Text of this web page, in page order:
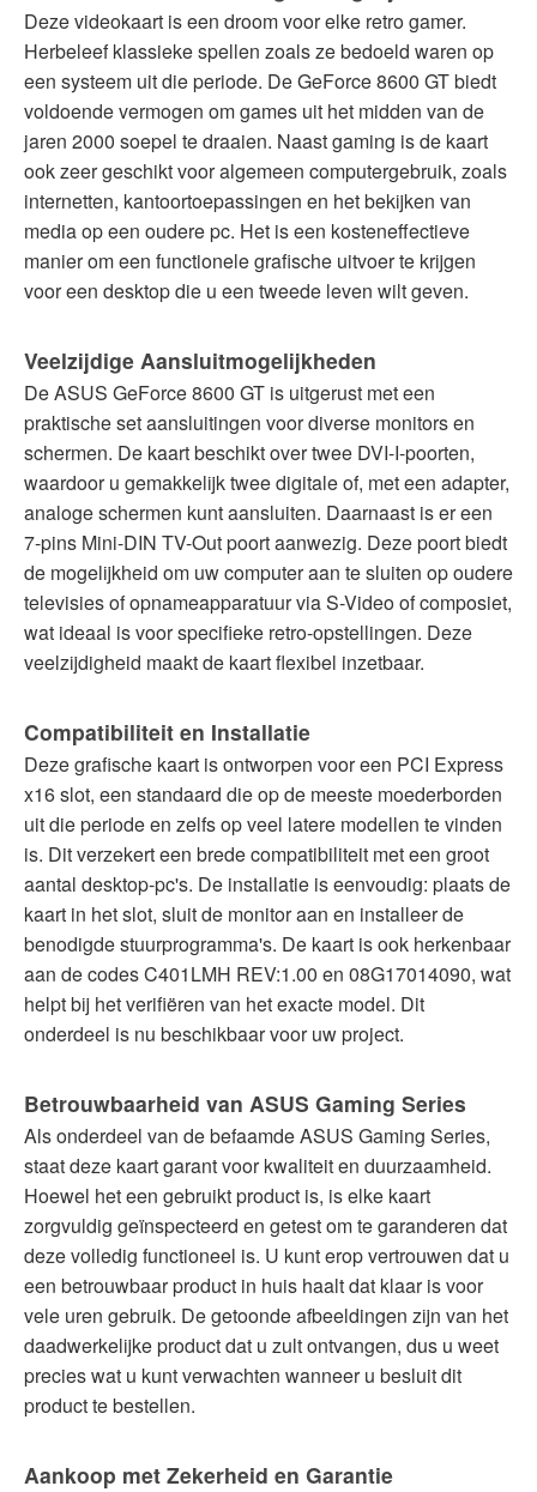
Deze videokaart is een droom voor elke retro gamer.
Herbeleef klassieke spellen zoals ze bedoeld waren op
een systeem uit die periode. De GeForce 8600 GT biedt
voldoende vermogen om games uit het midden van de
jaren 2000 soepel te draaien. Naast gaming is de kaart
ook zeer geschikt voor algemeen computergebruik, zoals
internetten, kantoortoepassingen en het bekijken van
media op een oudere pc. Het is een kosteneffectieve
manier om een functionele grafische uitvoer te krijgen
voor een desktop die u een tweede leven wilt geven.
Veelzijdige Aansluitmogelijkheden
De ASUS GeForce 8600 GT is uitgerust met een
praktische set aansluitingen voor diverse monitors en
schermen. De kaart beschikt over twee DVI-I-poorten,
waardoor u gemakkelijk twee digitale of, met een adapter,
analoge schermen kunt aansluiten. Daarnaast is er een
7-pins Mini-DIN TV-Out poort aanwezig. Deze poort biedt
de mogelijkheid om uw computer aan te sluiten op oudere
televisies of opnameapparatuur via S-Video of composiet,
wat ideaal is voor specifieke retro-opstellingen. Deze
veelzijdigheid maakt de kaart flexibel inzetbaar.
Compatibiliteit en Installatie
Deze grafische kaart is ontworpen voor een PCI Express
x16 slot, een standaard die op de meeste moederborden
uit die periode en zelfs op veel latere modellen te vinden
is. Dit verzekert een brede compatibiliteit met een groot
aantal desktop-pc's. De installatie is eenvoudig: plaats de
kaart in het slot, sluit de monitor aan en installeer de
benodigde stuurprogramma's. De kaart is ook herkenbaar
aan de codes C401LMH REV:1.00 en 08G17014090, wat
helpt bij het verifiëren van het exacte model. Dit
onderdeel is nu beschikbaar voor uw project.
Betrouwbaarheid van ASUS Gaming Series
Als onderdeel van de befaamde ASUS Gaming Series,
staat deze kaart garant voor kwaliteit en duurzaamheid.
Hoewel het een gebruikt product is, is elke kaart
zorgvuldig geïnspecteerd en getest om te garanderen dat
deze volledig functioneel is. U kunt erop vertrouwen dat u
een betrouwbaar product in huis haalt dat klaar is voor
vele uren gebruik. De getoonde afbeeldingen zijn van het
daadwerkelijke product dat u zult ontvangen, dus u weet
precies wat u kunt verwachten wanneer u besluit dit
product te bestellen.
Aankoop met Zekerheid en Garantie